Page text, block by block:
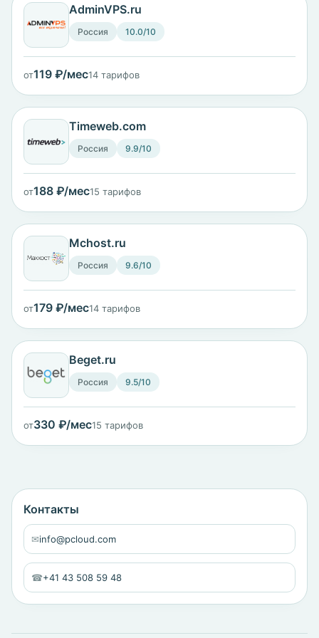
AdminVPS.ru
Россия 10.0/10
от119 ₽/мес14 тарифов
Timeweb.com
Россия 9.9/10
от188 ₽/мес15 тарифов
Mchost.ru
Россия 9.6/10
от179 ₽/мес14 тарифов
Beget.ru
Россия 9.5/10
от330 ₽/мес15 тарифов
Контакты
✉info@pcloud.com
☎+41 43 508 59 48